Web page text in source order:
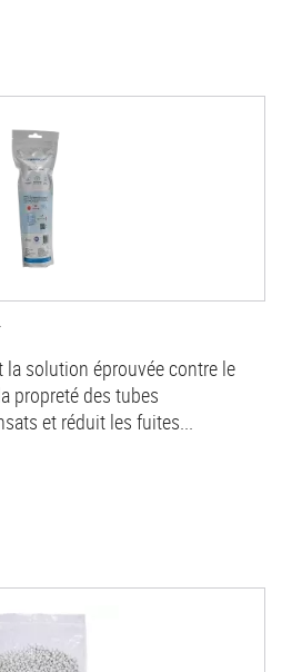
la solution éprouvée contre le
propreté des tubes
et réduit les fuites...